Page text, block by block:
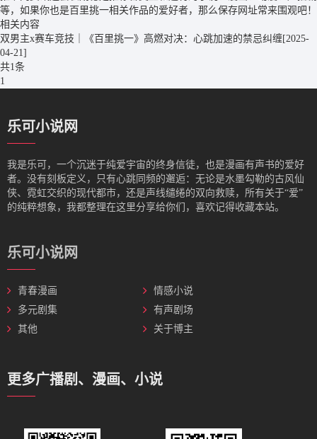
等，如果你也是百里挑一相关作品的爱好者，那么保存网址常来围观吧！
相关内容
双男主x赛车竞技｜《百里挑一》高燃对决：心跳加速的禁忌纠缠 [2025-
04-21]
共1条
1
乐可小说网
我是‌乐可，一个沉迷于纯爱宇宙的终身信徒，也是漫画有声书的爱好
者。没有刻板定义，只有心跳同频的邂逅：无论是水墨勾勒的古风仙
侠、霓虹交织的现代都市，还是声线缱绻的双向救赎，所有关于“爱”
的纯粹想象，我都整理在这里分享给你们，喜欢记得收藏本站。
乐可小说网
青春漫画
情感小说
多元剧集
有声剧场
其他
关于博主
更多广播剧、漫画、小说